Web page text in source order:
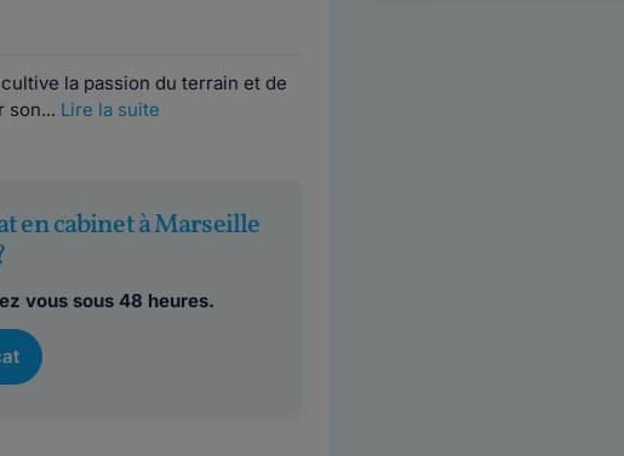
la passion du terrain et de
son... Lire la suite
en cabinet à Marseille
vous sous 48 heures.